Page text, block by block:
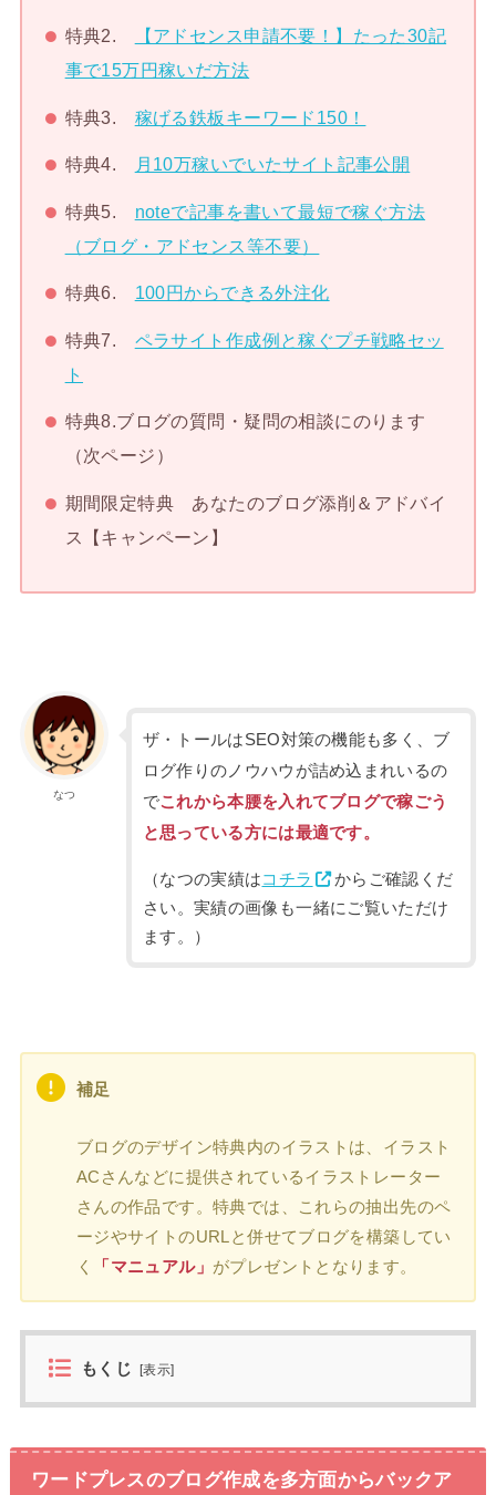
特典2.
【アドセンス申請不要！】たった30記
事で15万円稼いだ方法
特典3. 稼げる鉄板キーワード150！
特典4. 月10万稼いでいたサイト記事公開
特典5. noteで記事を書いて最短で稼ぐ方法
（ブログ・アドセンス等不要）
特典6. 100円からできる外注化
特典7. ペラサイト作成例と稼ぐプチ戦略セッ
ト
特典8.ブログの質問・疑問の相談にのります
（次ページ）
期間限定特典 あなたのブログ添削＆アドバイ
ス【キャンペーン】
なつ
ザ・トールはSEO対策の機能も多く、ブ
ログ作りのノウハウが詰め込まれいるの
でこれから本腰を入れてブログで稼ごう
と思っている方には最適です。
（なつの実績はコチラ
からご確認くだ
さい。実績の画像も一緒にご覧いただけ
ます。）
補足
ブログのデザイン特典内のイラストは、イラスト
ACさんなどに提供されているイラストレーター
さんの作品です。特典では、これらの抽出先のペ
ージやサイトのURLと併せてブログを構築してい
く
「マニュアル」 がプレゼントとなります。
もくじ [表示]
ワードプレスのブログ作成を多方面からバックア